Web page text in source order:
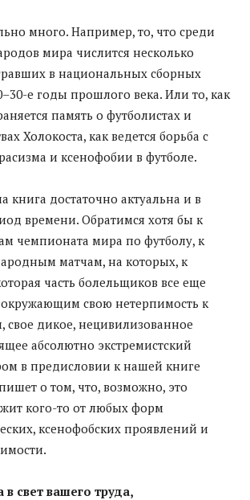
много. Например, то, что среди
мира числится несколько
в национальных сборных
е годы прошлого века. Или то, как
память о футболистах и
Холокоста, как ведется борьба с
и ксенофобии в футболе.
книга достаточно актуальна и в
времени. Обратимся хотя бы к
чемпионата мира по футболу, к
матчам, на которых, к
часть болельщиков все еще
окружающим свою нетерпимость к
свое дикое, нецивилизованное
абсолютно экстремистский
в предисловии к нашей книге
о том, что, возможно, это
кого-то от любых форм
ксенофобских проявлений и
свет вашего труда,